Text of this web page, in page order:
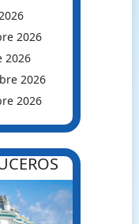
2026
2026
2026
2026